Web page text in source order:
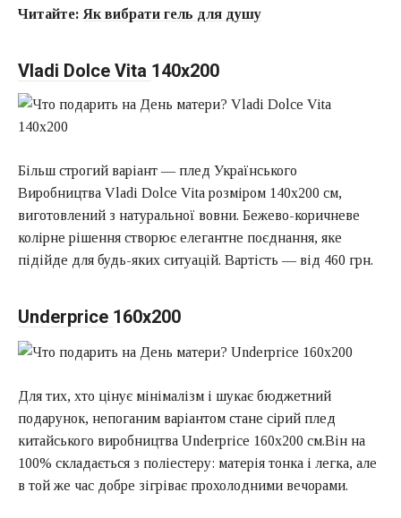
Читайте: Як вибрати гель для душу
Vladi Dolce Vita 140х200
Більш строгий варіант — плед Українського
Виробництва Vladi Dolce Vita розміром 140х200 см,
виготовлений з натуральної вовни. Бежево-коричневе
колірне рішення створює елегантне поєднання, яке
підійде для будь-яких ситуацій. Вартість — від 460 грн.
Underprice 160х200
Для тих, хто цінує мінімалізм і шукає бюджетний
подарунок, непоганим варіантом стане сірий плед
китайського виробництва Underprice 160х200 см.Він на
100% складається з поліестеру: матерія тонка і легка, але
в той же час добре зігріває прохолодними вечорами.